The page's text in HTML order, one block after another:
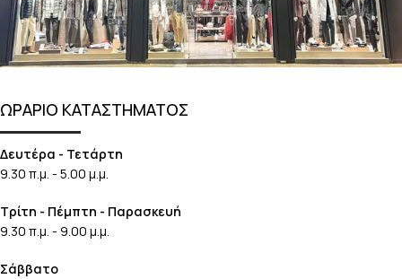
ΩΡΑΡΙΟ ΚΑΤΑΣΤΗΜΑΤΟΣ
Δευτέρα - Τετάρτη
9.30 π.μ. - 5.00 μ.μ.
Τρίτη - Πέμπτη - Παρασκευή
9.30 π.μ. - 9.00 μ.μ.
Σάββατο